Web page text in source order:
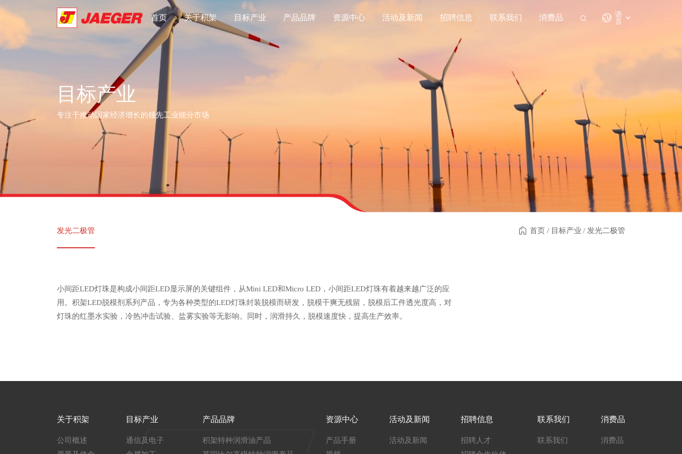
首页 关于积架 目标产业 产品品牌 资源中心 活动及新闻 招聘信息 联系我们 消费品
语
言
目标产业
专注于推动国家经济增长的领先工业细分市场
发光二极管 首页 / 目标产业 / 发光二极管
小间距LED灯珠是构成小间距LED显示屏的关键组件，从Mini LED和Micro LED，小间距LED灯珠有着越来越广泛的应
用。积架LED脱模剂系列产品，专为各种类型的LED灯珠封装脱模而研发，脱模干爽无残留，脱模后工件透光度高，对
灯珠的红墨水实验，冷热冲击试验、盐雾实验等无影响。同时，润滑持久，脱模速度快，提高生产效率。
关于积架
公司概述
目标产业
通信及电子
产品品牌
积架特种润滑油产品
资源中心
产品手册
活动及新闻
活动及新闻
招聘信息
招聘人才
联系我们
联系我们
消费品
消费品